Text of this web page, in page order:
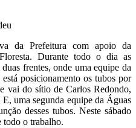
da Prefeitura com apoio da
Durante todo o dia as
frentes, onde uma equipe da
posicionamento os tubos por
vai do sítio de Carlos Redondo,
E, uma segunda equipe da Águas
desses tubos. Neste sábado
todo o trabalho.